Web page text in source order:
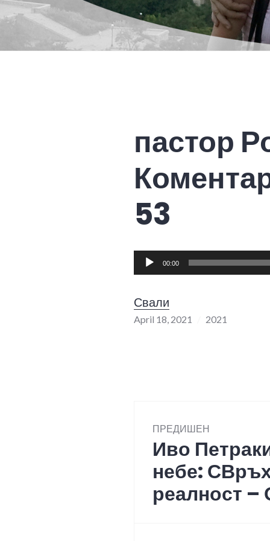
пастор
53
Audio
Player
00:00
Свали
April 18, 2021 2021
navigation
ПРЕДИШЕН
Previous
post:
Иво
небе:
реалност –